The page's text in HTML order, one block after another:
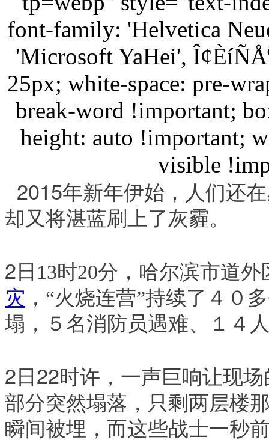
font-family: 'Helvetica
'Microsoft YaHei',
25px; white-space: pre-
break-word !important;
height: auto !important;
visible !im
  2015
年新年伊始，人们还
却又将湛蓝刷上了灰霾。
2 日13时20分，哈尔滨市道
灾 ， “火烧连营”持续了４０
塌，５名消防员遇难、１４
2日22时许，一声巨响让现
部分突然塌落，只剩两层楼
瞬间被埋，而这些战士一秒